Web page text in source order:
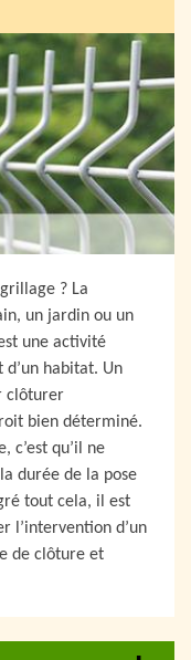
? La
un jardin ou un
une activité
habitat. Un
clôturer
bien déterminé.
c’est qu’il ne
durée de la pose
tout cela, il est
l’intervention d’un
de clôture et